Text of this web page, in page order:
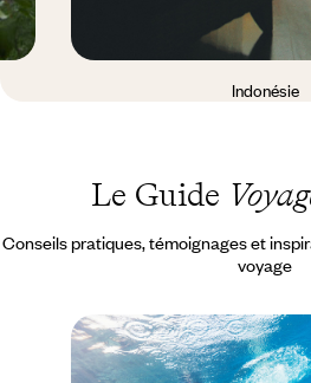
Indonésie
Le Guide
Conseils pratiques, témoignages et
voyage